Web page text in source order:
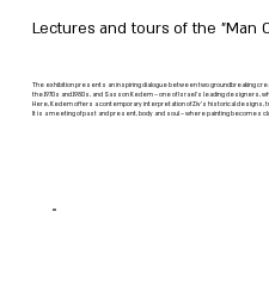
Lectures and tours of the "Man
The exhibition presents an inspiring dialogue between two groundbreaking
the 1970s and 1980s, and Sasson Kedem – one of Israel’s leading designers,
Here, Kedem offers a contemporary interpretation of Ziv’s historical
It is a meeting of past and present, body and soul – where painting becomes